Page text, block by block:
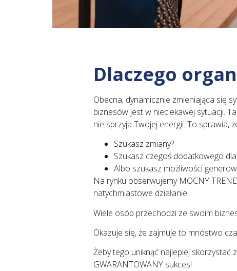
Dlaczego
Obecna, dynamicznie zmieniająca się
biznesów jest w nieciekawej sytuacji.
nie sprzyja Twojej energii. To sprawia,
Szukasz zmiany?
Szukasz czegoś dodatkowego
Albo szukasz możliwości
Na rynku obserwujemy MOCNY
natychmiastowe działanie.
Wiele osób przechodzi ze swoim
Okazuje się, że zajmuje to mnóstwo
Żeby tego uniknąć najlepiej skorzystać
GWARANTOWANY sukces!